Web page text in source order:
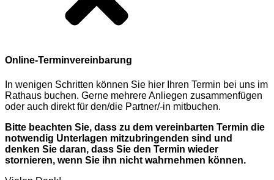
Online-Terminvereinbarung
In wenigen Schritten können Sie hier Ihren Termin bei uns im
Rathaus buchen. Gerne mehrere Anliegen zusammenfügen
oder auch direkt für den/die Partner/-in mitbuchen.
Bitte beachten Sie, dass zu dem vereinbarten Termin die
notwendig Unterlagen mitzubringenden sind und
denken Sie daran, dass Sie den Termin wieder
stornieren, wenn Sie ihn nicht wahrnehmen können.